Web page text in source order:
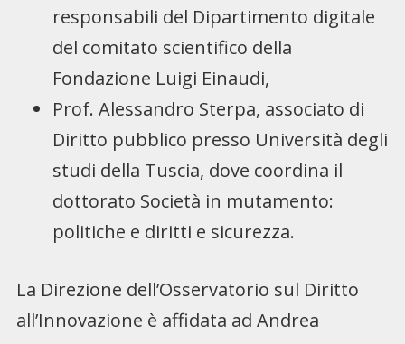
responsabili del Dipartimento digitale
del comitato scientifico della
Fondazione Luigi Einaudi,
Prof. Alessandro Sterpa, associato di
Diritto pubblico presso Università degli
studi della Tuscia, dove coordina il
dottorato Società in mutamento:
politiche e diritti e sicurezza.
La Direzione dell’Osservatorio sul Diritto
all’Innovazione è affidata ad Andrea